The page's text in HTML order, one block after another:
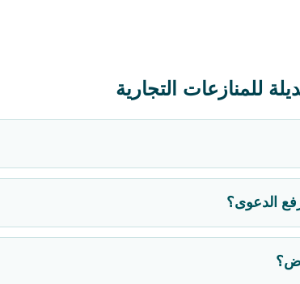
للمنازعات التجارية
الدعوى؟